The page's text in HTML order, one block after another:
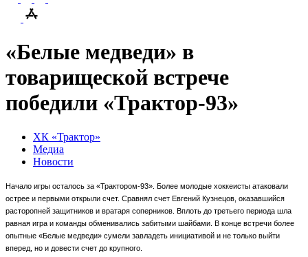
«Белые медведи» в
товарищеской встрече
победили «Трактор-93»
ХК «Трактор»
Медиа
Новости
Начало игры осталось за «Трактором-93». Более молодые хоккеисты атаковали
острее и первыми открыли счет. Сравнял счет Евгений Кузнецов, оказавшийся
расторопней защитников и вратаря соперников. Вплоть до третьего периода шла
равная игра и команды обменивались забитыми шайбами. В конце встречи более
опытные «Белые медведи» сумели завладеть инициативой и не только выйти
вперед, но и довести счет до крупного.